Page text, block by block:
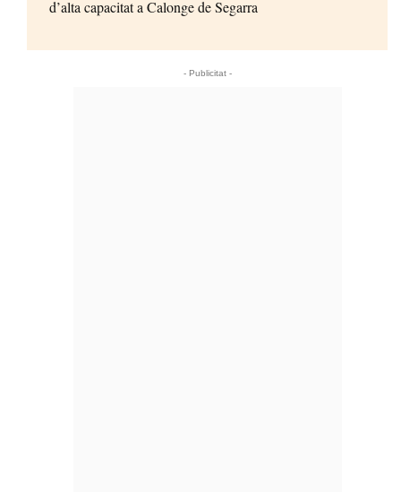
d’alta capacitat a Calonge de Segarra
- Publicitat -